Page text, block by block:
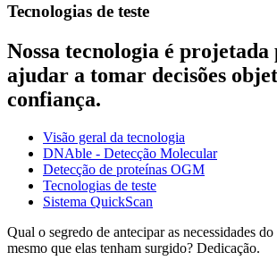
Tecnologias de teste
Nossa tecnologia é projetada
ajudar a tomar decisões
confiança.
Visão geral da tecnologia
DNAble - Detecção Molecular
Detecção de proteínas OGM
Tecnologias de teste
Sistema QuickScan
Qual o segredo de antecipar as necessidades
mesmo que elas tenham surgido? Dedicação.